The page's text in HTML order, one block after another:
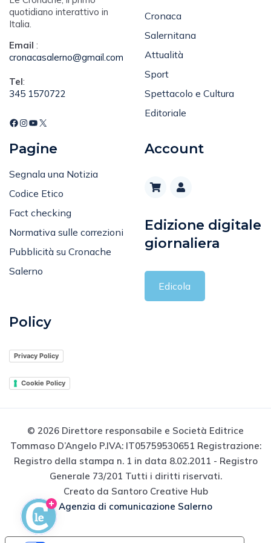
quotidiano interattivo in
Italia.
Email :
cronacasalerno@gmail.com
Tel:
345 1570722
Cronaca
Salernitana
Attualità
Sport
Spettacolo e Cultura
Editoriale
Pagine
Segnala una Notizia
Codice Etico
Fact checking
Normativa sulle correzioni
Pubblicità su Cronache
Salerno
Account
Edizione digitale
giornaliera
Edicola
Policy
Privacy Policy
Cookie Policy
© 2026 Direttore responsabile e Società Editrice
Tommaso D’Angelo P.IVA: IT05759530651 Registrazione:
Registro della stampa n. 1 in data 8.02.2011 - Registro
Generale 73/201 Tutti i diritti riservati.
Creato da Santoro Creative Hub
Agenzia di comunicazione Salerno